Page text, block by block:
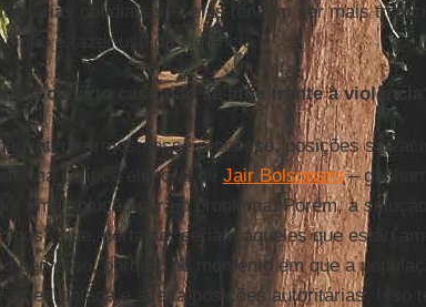
cotidianas –, elas tendem ser mais
é fazer uso da violência.
é o cenário caso não se atue frente à violência?
não interferirmos nesse processo, posições
política eleitoral de Jair Bolsonaro–
uma solução para o problema. Porém, a
que, portanto, seriam aqueles que estão
perverso, porque, no momento em que a
amedrontada e aceita posições autoritárias. Isso